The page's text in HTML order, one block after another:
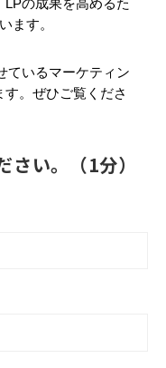
の成果を高めるた
ます。
ているマーケティン
。ぜひご覧くださ
い。（1分）